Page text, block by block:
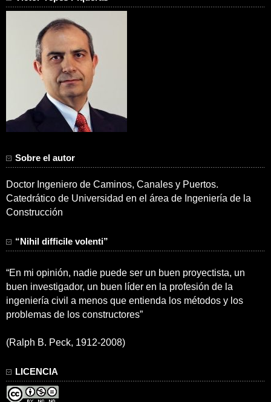
Sobre el autor
Doctor Ingeniero de Caminos, Canales y Puertos.
Catedrático de Universidad en el área de Ingeniería de la
Construcción
“Nihil difficile volenti”
“En mi opinión, nadie puede ser un buen proyectista, un
buen investigador, un buen líder en la profesión de la
ingeniería civil a menos que entienda los métodos y los
problemas de los constructores”
(Ralph B. Peck, 1912-2008)
LICENCIA